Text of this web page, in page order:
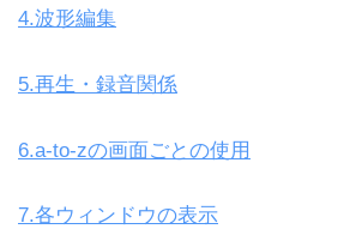
4.波形編集
5.再生・録音関係
6.a-to-zの画面ごとの使用
7.各ウィンドウの表示